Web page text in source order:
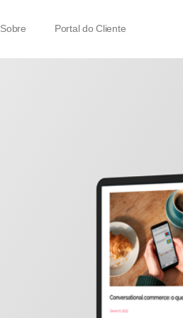
Sobre Portal do Cliente